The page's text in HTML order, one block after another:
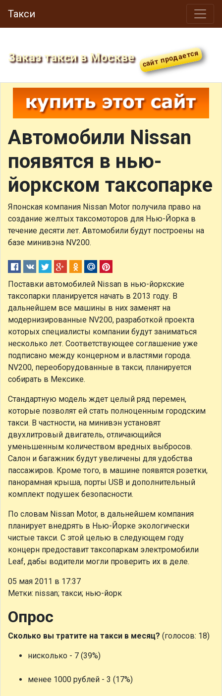
Такси
Заказ такси в Москве
Автомобили Nissan
появятся в нью-
йоркском таксопарке
Японская компания Nissan Motor получила право на
создание желтых таксомоторов для Нью-Йорка в
течение десяти лет. Автомобили будут построены на
базе минивэна NV200.
Поставки автомобилей Nissan в нью-йоркские
таксопарки планируется начать в 2013 году. В
дальнейшем все машины в них заменят на
модернизированные NV200, разработкой проекта
которых специалисты компании будут заниматься
несколько лет. Соответствующее соглашение уже
подписано между концерном и властями города.
NV200, переоборудованные в такси, планируется
собирать в Мексике.
Стандартную модель ждет целый ряд перемен,
которые позволят ей стать полноценным городским
такси. В частности, на минивэн установят
двухлитровый двигатель, отличающийся
уменьшенным количеством вредных выбросов.
Салон и багажник будут увеличены для удобства
пассажиров. Кроме того, в машине появятся розетки,
панорамная крыша, порты USB и дополнительный
комплект подушек безопасности.
По словам Nissan Motor, в дальнейшем компания
планирует внедрять в Нью-Йорке экологически
чистые такси. С этой целью в следующем году
концерн предоставит таксопаркам электромобили
Leaf, дабы водители могли проверить их в деле.
05 мая 2011 в 17:37
Метки: nissan; такси; нью-йорк
Опрос
Сколько вы тратите на такси в месяц? (голосов: 18)
нисколько - 7 (39%)
менее 1000 рублей - 3 (17%)